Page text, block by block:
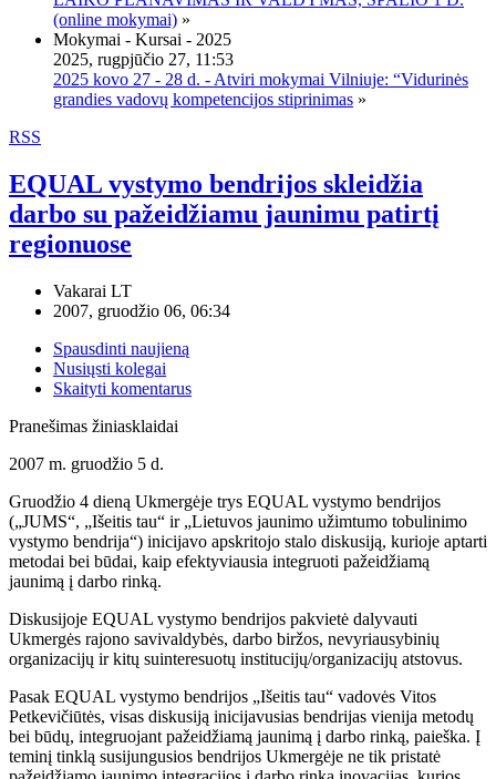
(online mokymai) »
Mokymai - Kursai - 2025
2025, rugpjūčio 27, 11:53
2025 kovo 27 - 28 d. - Atviri mokymai Vilniuje: “Vidurinės
grandies vadovų kompetencijos stiprinimas »
RSS
EQUAL vystymo bendrijos skleidžia
darbo su pažeidžiamu jaunimu patirtį
regionuose
Vakarai LT
2007, gruodžio 06, 06:34
Spausdinti naujieną
Nusiųsti kolegai
Skaityti komentarus
Pranešimas žiniasklaidai
2007 m. gruodžio 5 d.
Gruodžio 4 dieną Ukmergėje trys EQUAL vystymo bendrijos
(„JUMS“, „Išeitis tau“ ir „Lietuvos jaunimo užimtumo tobulinimo
vystymo bendrija“) inicijavo apskritojo stalo diskusiją, kurioje aptarti
metodai bei būdai, kaip efektyviausia integruoti pažeidžiamą
jaunimą į darbo rinką.
Diskusijoje EQUAL vystymo bendrijos pakvietė dalyvauti
Ukmergės rajono savivaldybės, darbo biržos, nevyriausybinių
organizacijų ir kitų suinteresuotų institucijų/organizacijų atstovus.
Pasak EQUAL vystymo bendrijos „Išeitis tau“ vadovės Vitos
Petkevičiūtės, visas diskusiją inicijavusias bendrijas vienija metodų
bei būdų, integruojant pažeidžiamą jaunimą į darbo rinką, paieška. Į
teminį tinklą susijungusios bendrijos Ukmergėje ne tik pristatė